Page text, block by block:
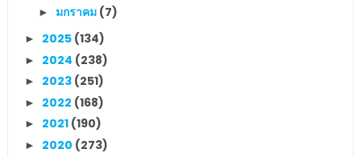
► มกราคม (7)
► 2025 (134)
► 2024 (238)
► 2023 (251)
► 2022 (168)
► 2021 (190)
► 2020 (273)